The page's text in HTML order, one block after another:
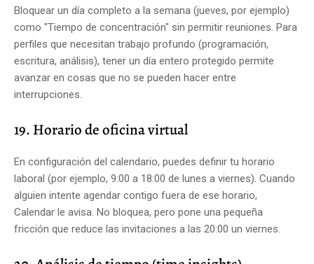
Bloquear un día completo a la semana (jueves, por ejemplo)
como "Tiempo de concentración" sin permitir reuniones. Para
perfiles que necesitan trabajo profundo (programación,
escritura, análisis), tener un día entero protegido permite
avanzar en cosas que no se pueden hacer entre
interrupciones.
19. Horario de oficina virtual
En configuración del calendario, puedes definir tu horario
laboral (por ejemplo, 9:00 a 18:00 de lunes a viernes). Cuando
alguien intente agendar contigo fuera de ese horario,
Calendar le avisa. No bloquea, pero pone una pequeña
fricción que reduce las invitaciones a las 20:00 un viernes.